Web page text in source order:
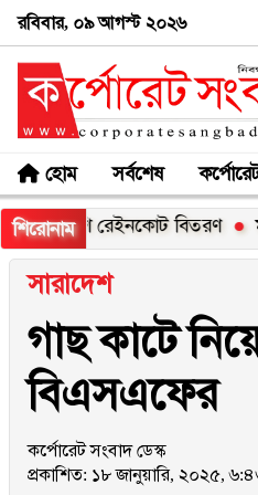
রবিবার, ০৯ আগস্ট ২০২৬
হোম সর্বশেষ
শিরোনাম
রেইনকোট বিতরণ মাতারবাড়ী
সারাদেশ
গাছ কাটে
বিএসএফের
কর্পোরেট সংবাদ ডেস্ক
প্রকাশিত: ১৮ জানুয়ারি, ২০২৫,